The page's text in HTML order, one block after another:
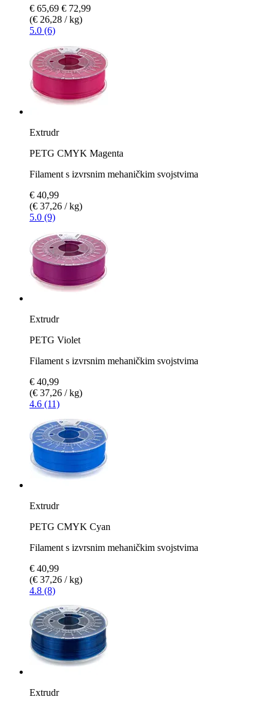
€ 65,69 € 72,99
(€ 26,28 / kg)
5.0 (6)
Extrudr
PETG CMYK Magenta
Filament s izvrsnim mehaničkim svojstvima
€ 40,99
(€ 37,26 / kg)
5.0 (9)
Extrudr
PETG Violet
Filament s izvrsnim mehaničkim svojstvima
€ 40,99
(€ 37,26 / kg)
4.6 (11)
Extrudr
PETG CMYK Cyan
Filament s izvrsnim mehaničkim svojstvima
€ 40,99
(€ 37,26 / kg)
4.8 (8)
Extrudr